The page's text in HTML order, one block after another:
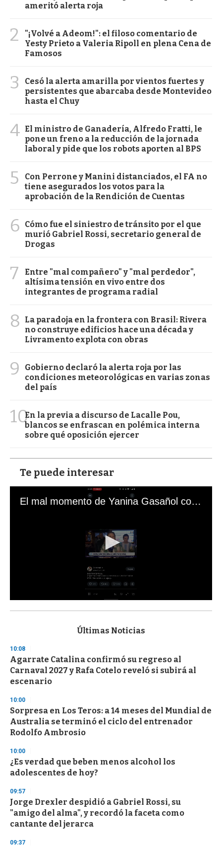
ameritó alerta roja
2
"¡Volvé a Adeom!": el filoso comentario de
Yesty Prieto a Valeria Ripoll en plena Cena de
Famosos
3
Cesó la alerta amarilla por vientos fuertes y
persistentes que abarcaba desde Montevideo
hasta el Chuy
4 El ministro de Ganadería, Alfredo Fratti, le
pone un freno a la reducción de la jornada
laboral y pide que los robots aporten al BPS
5
Con Perrone y Manini distanciados, el FA no
tiene asegurados los votos para la
aprobación de la Rendición de Cuentas
6
Cómo fue el siniestro de tránsito por el que
murió Gabriel Rossi, secretario general de
Drogas
7
Entre "mal compañero" y "mal perdedor",
altísima tensión en vivo entre dos
integrantes de programa radial
8
La paradoja en la frontera con Brasil: Rivera
no construye edificios hace una década y
Livramento explota con obras
9
Gobierno declaró la alerta roja por las
condiciones meteorológicas en varias zonas
del país
10En la previa a discurso de Lacalle Pou,
blancos se enfrascan en polémica interna
sobre qué oposición ejercer
Te puede interesar
El mal momento de Yanina Gasañol con un hincha argentino en "Subrayado"
s
d
s
o
f
3
s
e
c
o
n
Últimas Noticias
10:08
Agarrate Catalina confirmó su regreso al
Carnaval 2027 y Rafa Cotelo reveló si subirá al
escenario
10:00
Sorpresa en Los Teros: a 14 meses del Mundial de
Australia se terminó el ciclo del entrenador
Rodolfo Ambrosio
10:00
¿Es verdad que beben menos alcohol los
adolescentes de hoy?
09:57
Jorge Drexler despidió a Gabriel Rossi, su
"amigo del alma", y recordó la faceta como
cantante del jerarca
09:37